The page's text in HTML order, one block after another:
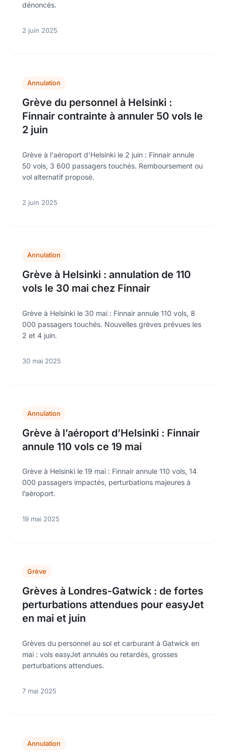
dénoncés.
2 juin 2025
Annulation
Grève du personnel à Helsinki :
Finnair contrainte à annuler 50 vols le
2 juin
Grève à l'aéroport d'Helsinki le 2 juin : Finnair annule
50 vols, 3 600 passagers touchés. Remboursement ou
vol alternatif proposé.
2 juin 2025
Annulation
Grève à Helsinki : annulation de 110
vols le 30 mai chez Finnair
Grève à Helsinki le 30 mai : Finnair annule 110 vols, 8
000 passagers touchés. Nouvelles grèves prévues les
2 et 4 juin.
30 mai 2025
Annulation
Grève à l’aéroport d’Helsinki : Finnair
annule 110 vols ce 19 mai
Grève à Helsinki le 19 mai : Finnair annule 110 vols, 14
000 passagers impactés, perturbations majeures à
l’aéroport.
19 mai 2025
Grève
Grèves à Londres-Gatwick : de fortes
perturbations attendues pour easyJet
en mai et juin
Grèves du personnel au sol et carburant à Gatwick en
mai : vols easyJet annulés ou retardés, grosses
perturbations attendues.
7 mai 2025
Annulation